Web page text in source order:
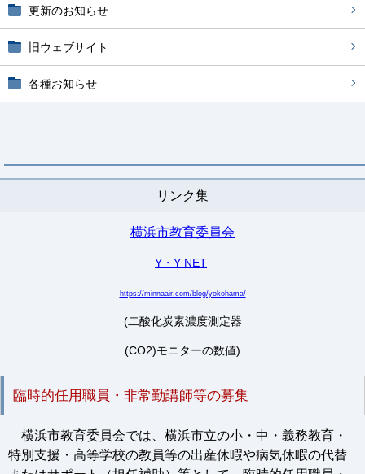
更新のお知らせ
旧ウェブサイト
各種お知らせ
リンク集
横浜市教育委員会
Y・Y NET
https://minnaair.com/blog/yokohama/
(二酸化炭素濃度測定器
(CO2)モニターの数値)
臨時的任用職員・非常勤講師等の募集
横浜市教育委員会では、横浜市立の小・中・義務教育・
特別支援・高等学校の教員等の出産休暇や病気休暇の代替